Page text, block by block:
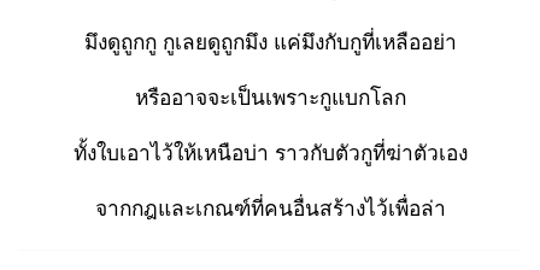
มึงดูถูกกู กูเลยดูถูกมึง แค่มึงกับกูที่เหลืออย่า
หรืออาจจะเป็นเพราะกูแบกโลก
ทั้งใบเอาไว้ให้เหนือบ่า ราวกับตัวกูที่ฆ่าตัวเอง
จากกฎและเกณฑ์ที่คนอื่นสร้างไว้เพื่อล่า